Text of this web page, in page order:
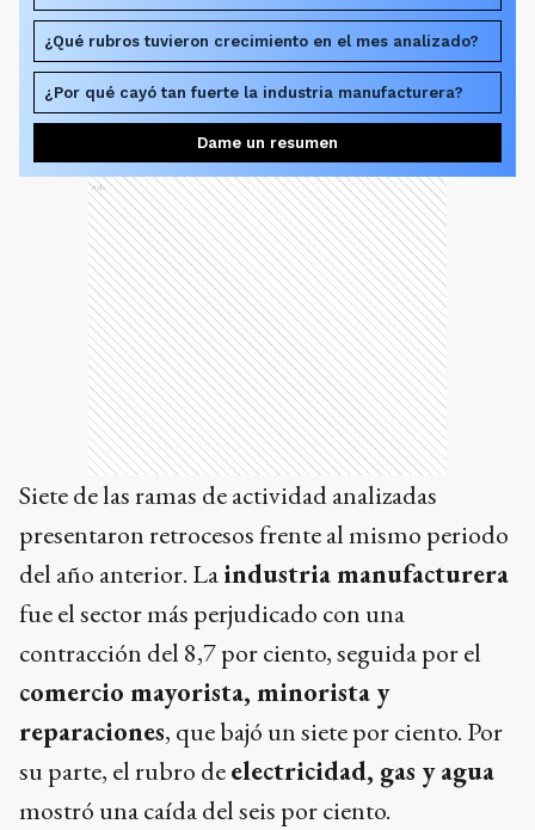
¿Qué rubros tuvieron crecimiento en el mes analizado?
¿Por qué cayó tan fuerte la industria manufacturera?
Dame un resumen
Ads
Siete de las ramas de actividad analizadas
presentaron retrocesos frente al mismo periodo
del año anterior. Laindustria manufacturera
fue el sector más perjudicado con una
contracción del 8,7 por ciento, seguida por el
comercio mayorista, minorista y
reparaciones, que bajó un siete por ciento. Por
su parte, el rubro deelectricidad, gas y agua
mostró una caída del seis por ciento.